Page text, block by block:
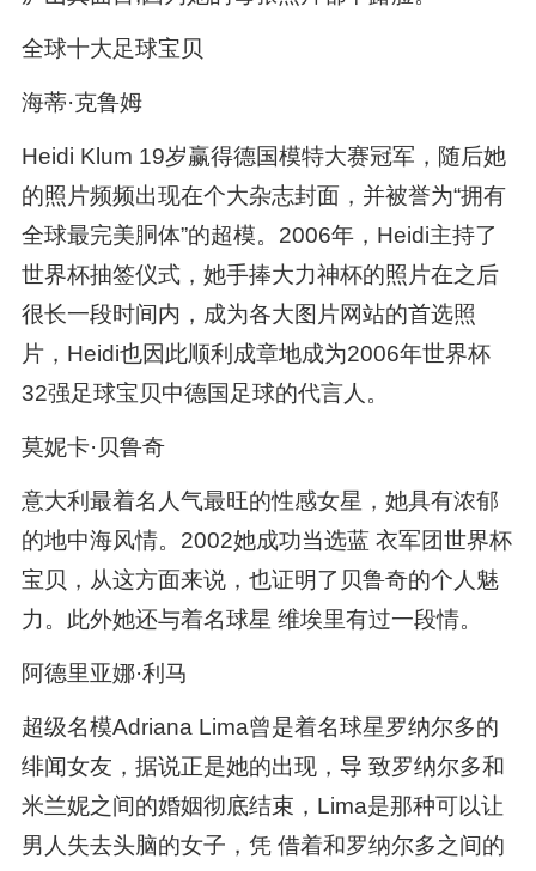
全球十大足球宝贝
海蒂·克鲁姆
Heidi Klum 19岁赢得德国模特大赛冠军，随后她
的照片频频出现在个大杂志封面，并被誉为“拥有
全球最完美胴体”的超模。2006年，Heidi主持了
世界杯抽签仪式，她手捧大力神杯的照片在之后
很长一段时间内，成为各大图片网站的首选照
片，Heidi也因此顺利成章地成为2006年世界杯
32强足球宝贝中德国足球的代言人。
莫妮卡·贝鲁奇
意大利最着名人气最旺的性感女星，她具有浓郁
的地中海风情。2002她成功当选蓝 衣军团世界杯
宝贝，从这方面来说，也证明了贝鲁奇的个人魅
力。此外她还与着名球星 维埃里有过一段情。
阿德里亚娜·利马
超级名模Adriana Lima曾是着名球星罗纳尔多的
绯闻女友，据说正是她的出现，导 致罗纳尔多和
米兰妮之间的婚姻彻底结束，Lima是那种可以让
男人失去头脑的女子，凭 借着和罗纳尔多之间的